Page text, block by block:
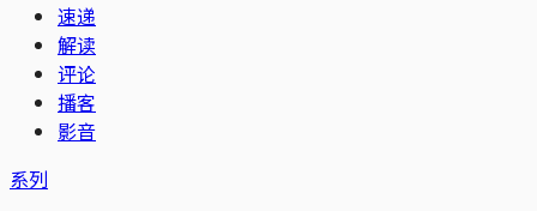
速递
解读
评论
播客
影音
系列